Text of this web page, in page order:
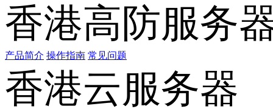
香港高防服务
产品简介 操作指南 常见问题
香港云服务器